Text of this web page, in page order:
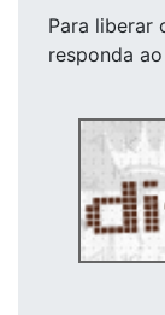
Para liberar
responda